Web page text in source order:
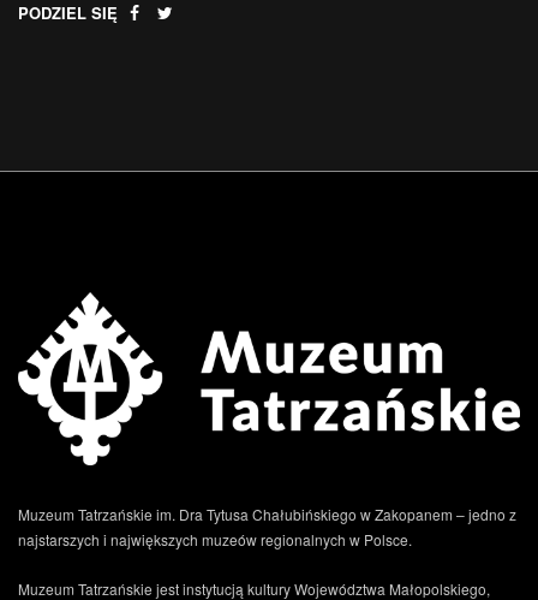
PODZIEL SIĘ
Muzeum Tatrzańskie im. Dra Tytusa Chałubińskiego w Zakopanem – jedno z
najstarszych i największych muzeów regionalnych w Polsce.
Muzeum Tatrzańskie jest instytucją kultury Województwa Małopolskiego,